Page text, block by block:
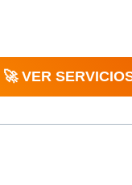
🚀 VER